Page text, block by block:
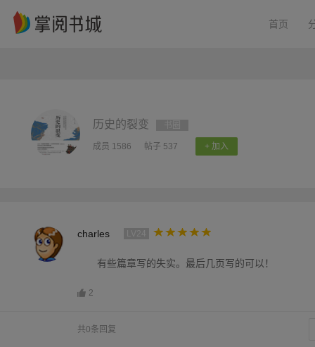
首页
历史的裂变
成员 1586 帖子 537 + 加入
charles
有些篇章写的失实。最后几页写的可以！
2
共0条回复